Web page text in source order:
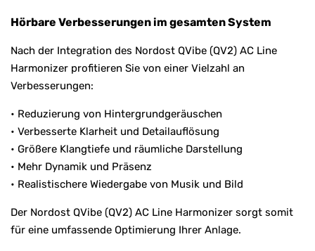
Hörbare Verbesserungen im gesamten System
Nach der Integration des Nordost QVibe (QV2) AC Line
Harmonizer profitieren Sie von einer Vielzahl an
Verbesserungen:
• Reduzierung von Hintergrundgeräuschen
• Verbesserte Klarheit und Detailauflösung
• Größere Klangtiefe und räumliche Darstellung
• Mehr Dynamik und Präsenz
• Realistischere Wiedergabe von Musik und Bild
Der Nordost QVibe (QV2) AC Line Harmonizer sorgt somit
für eine umfassende Optimierung Ihrer Anlage.